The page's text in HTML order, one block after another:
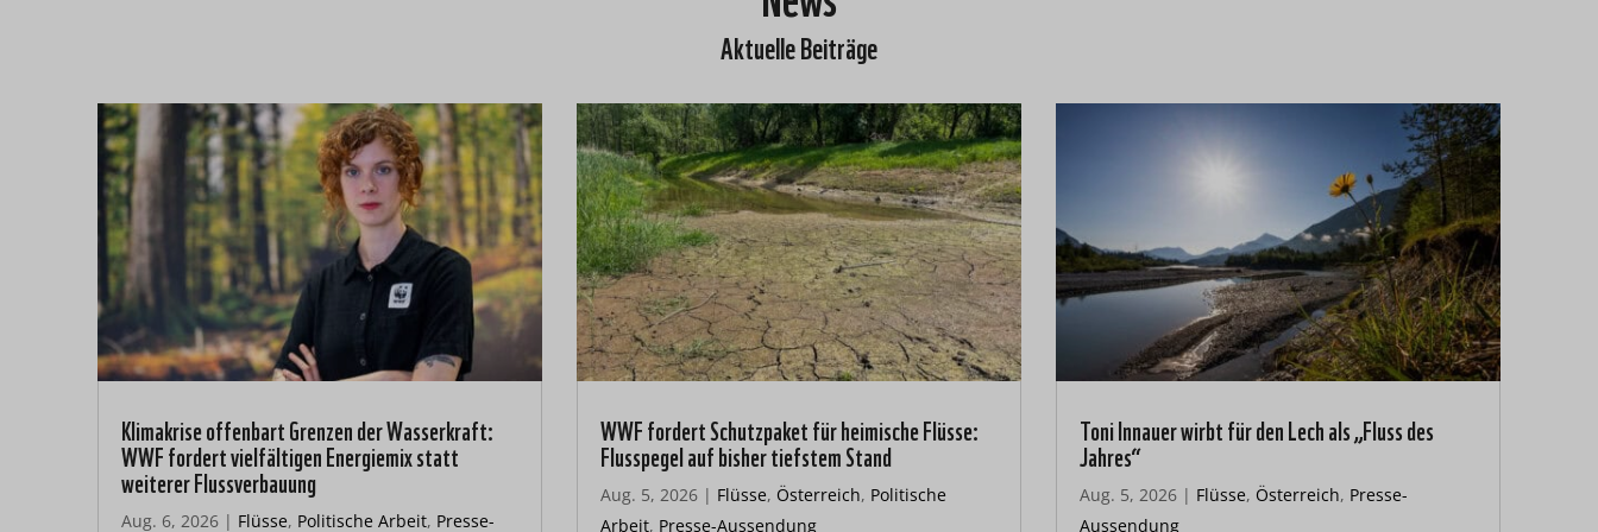
Aktuelle Beiträge
Klimakrise offenbart Grenzen der Wasserkraft:
WWF fordert vielfältigen Energiemix statt
weiterer Flussverbauung
Aug. 6, 2026 | Flüsse, Politische Arbeit, Presse-
WWF fordert Schutzpaket für heimische Flüsse:
Flusspegel auf bisher tiefstem Stand
Aug. 5, 2026| Flüsse, Österreich, Politische
Arbeit, Presse-Aussendung
Toni Innauer wirbt für den Lech als „Fluss des
Jahres“
Aug. 5, 2026| Flüsse, Österreich, Presse-
Aussendung